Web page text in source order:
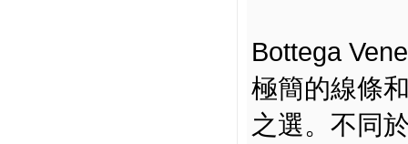
Bottega
極簡的線條
之選。不同